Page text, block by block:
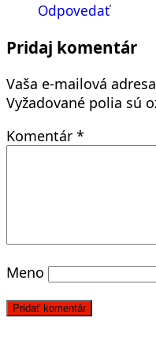
Odpovedať
Pridaj komentár
Vaša e-mailová
Vyžadované polia sú
Komentár *
Meno